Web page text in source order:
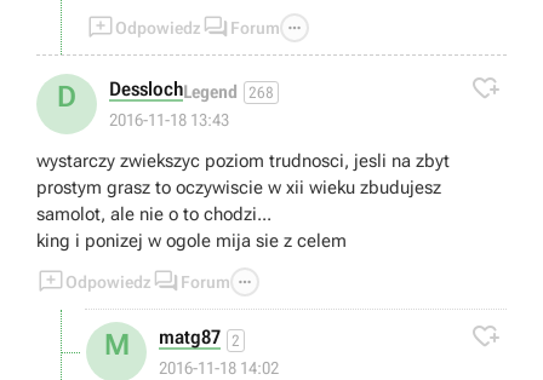
Odpowiedz  Forum 
D DesslochLegend 268
2016-11-18 13:43

wystarczy zwiekszyc poziom trudnosci, jesli na zbyt
prostym grasz to oczywiscie w xii wieku zbudujesz
samolot, ale nie o to chodzi...
king i ponizej w ogole mija sie z celem
Odpowiedz  Forum 
M matg87 2
2016-11-18 14:02
